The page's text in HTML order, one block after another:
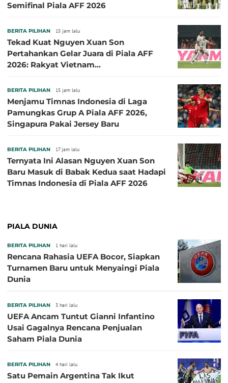
Semifinal Piala AFF 2026
BERITA PILIHAN 15 jam lalu
Tekad Kuat Nguyen Xuan Son
Pertahankan Gelar Juara di Piala AFF
2026: Rakyat Vietnam
BERITA PILIHAN 15 jam lalu
Menjamu Timnas Indonesia di Laga
Pamungkas Grup A Piala AFF 2026,
Singapura Pakai Jersey Baru
BERITA PILIHAN 17 jam lalu
Ternyata Ini Alasan Nguyen Xuan Son
Baru Masuk di Babak Kedua saat Hadapi
Timnas Indonesia di Piala AFF 2026
PIALA DUNIA
BERITA PILIHAN 1 hari lalu
Rencana Rahasia UEFA Bocor, Siapkan
Turnamen Baru untuk Menyaingi Piala
Dunia
BERITA PILIHAN 3 hari lalu
UEFA Ancam Tuntut Gianni Infantino
Usai Gagalnya Rencana Penjualan
Saham Piala Dunia
BERITA PILIHAN 4 hari lalu
Satu Pemain Argentina Tak Ikut